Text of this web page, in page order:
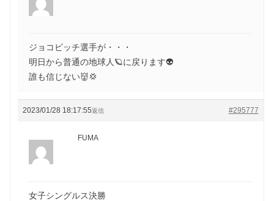
ジョコビッチ選手が・・・
明日から普通の地球人🪐に戻ります👽
誰も信じない👹💢
2023/01/28 18:17:55 #295777
返信
FUMA
女子シングルス決勝